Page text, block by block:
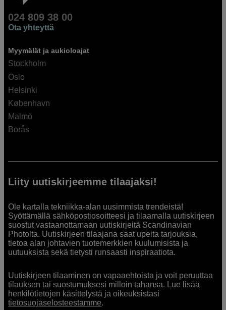
024 809 38 00
Ota yhteyttä
Myymälät ja aukioloajat
Stockholm
Oslo
Helsinki
København
Malmö
Borås
Liity uutiskirjeemme tilaajaksi!
Ole kartalla tekniikka-alan uusimmista trendeistä!
Syöttämällä sähköpostiosoitteesi ja tilaamalla uutiskirjeen
suostut vastaanottamaan uutiskirjeitä Scandinavian
Photolta. Uutiskirjeen tilaajana saat upeita tarjouksia,
tietoa alan johtavien tuotemerkkien kuulumisista ja
uutuuksista sekä tietysti runsaasti inspiraatiota.
Uutiskirjeen tilaaminen on vapaaehtoista ja voit peruuttaa
tilauksen tai suostumuksesi milloin tahansa. Lue lisää
henkilötietojen käsittelystä ja oikeuksistasi
tietosuojaselosteestamme.